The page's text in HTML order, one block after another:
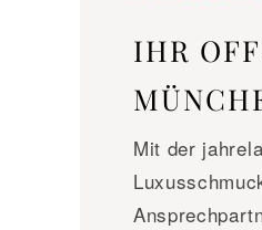
IHR
Mit der